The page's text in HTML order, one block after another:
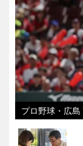
プロ野球・広